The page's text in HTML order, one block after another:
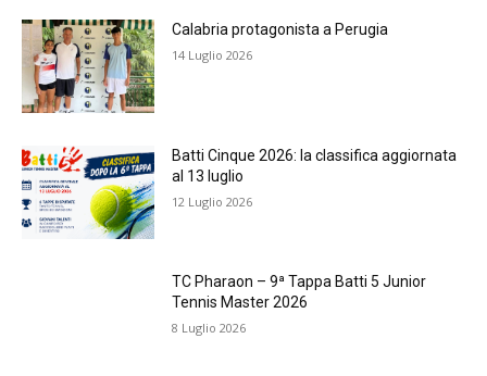
Calabria protagonista a Perugia
14 Luglio 2026
Batti Cinque 2026: la classifica aggiornata
al 13 luglio
12 Luglio 2026
TC Pharaon – 9ª Tappa Batti 5 Junior
Tennis Master 2026
8 Luglio 2026